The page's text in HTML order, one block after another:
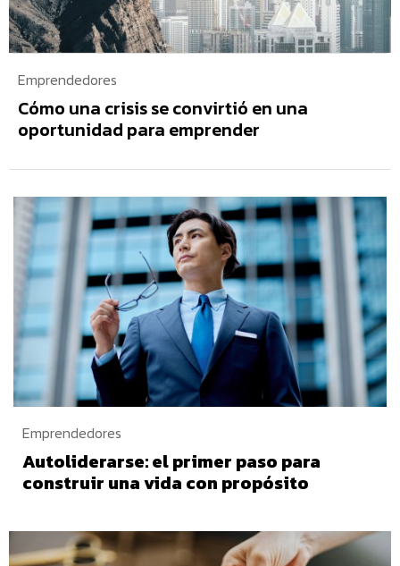
Emprendedores
Cómo una crisis se convirtió en una
oportunidad para emprender
Emprendedores
Autoliderarse: el primer paso para
construir una vida con propósito